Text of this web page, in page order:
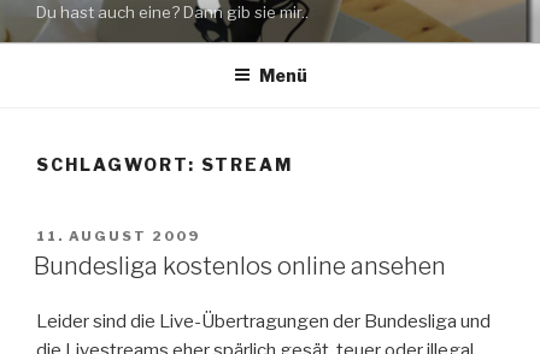
springenDu hast auch eine? Dann gib sie mir..
Menü
SCHLAGWORT: STREAM
VERÖFFENTLICHT
AM
11. AUGUST 2009
Bundesliga kostenlos online ansehen
Leider sind die Live-Übertragungen der Bundesliga und